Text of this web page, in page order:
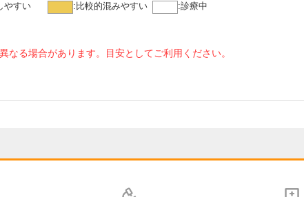
やすい : 比較的混みやすい :診療中
なる場合があります。目安としてご利用ください。